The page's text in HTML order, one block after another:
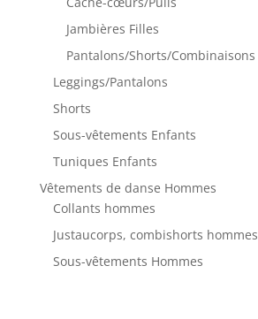
Jambières Filles
Pantalons/Shorts/Combinaisons
Leggings/Pantalons
Shorts
Sous-vêtements Enfants
Tuniques Enfants
Vêtements de danse Hommes
Collants hommes
Justaucorps, combishorts hommes
Sous-vêtements Hommes